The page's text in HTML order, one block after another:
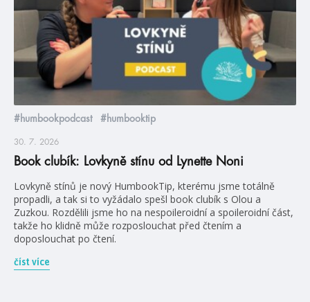
#humbookpodcast #humbooktip
30. 7. 2026
Book clubík: Lovkyně stínu od Lynette Noni
Lovkyně stínů je nový HumbookTip, kterému jsme totálně
propadli, a tak si to vyžádalo spešl book clubík s Olou a
Zuzkou. Rozdělili jsme ho na nespoileroidní a spoileroidní část,
takže ho klidně může rozposlouchat před čtením a
doposlouchat po čtení.
číst více